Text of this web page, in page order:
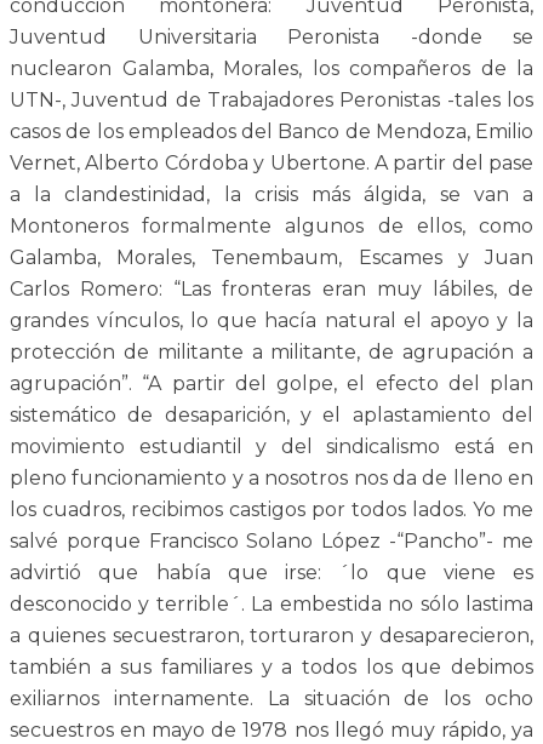
conducción montonera: Juventud Peronista,
Juventud Universitaria Peronista -donde se
nuclearon Galamba, Morales, los compañeros de la
UTN-, Juventud de Trabajadores Peronistas -tales los
casos de los empleados del Banco de Mendoza, Emilio
Vernet, Alberto Córdoba y Ubertone. A partir del pase
a la clandestinidad, la crisis más álgida, se van a
Montoneros formalmente algunos de ellos, como
Galamba, Morales, Tenembaum, Escames y Juan
Carlos Romero: “Las fronteras eran muy lábiles, de
grandes vínculos, lo que hacía natural el apoyo y la
protección de militante a militante, de agrupación a
agrupación”. “A partir del golpe, el efecto del plan
sistemático de desaparición, y el aplastamiento del
movimiento estudiantil y del sindicalismo está en
pleno funcionamiento y a nosotros nos da de lleno en
los cuadros, recibimos castigos por todos lados. Yo me
salvé porque Francisco Solano López -“Pancho”- me
advirtió que había que irse: ´lo que viene es
desconocido y terrible´. La embestida no sólo lastima
a quienes secuestraron, torturaron y desaparecieron,
también a sus familiares y a todos los que debimos
exiliarnos internamente. La situación de los ocho
secuestros en mayo de 1978 nos llegó muy rápido, ya